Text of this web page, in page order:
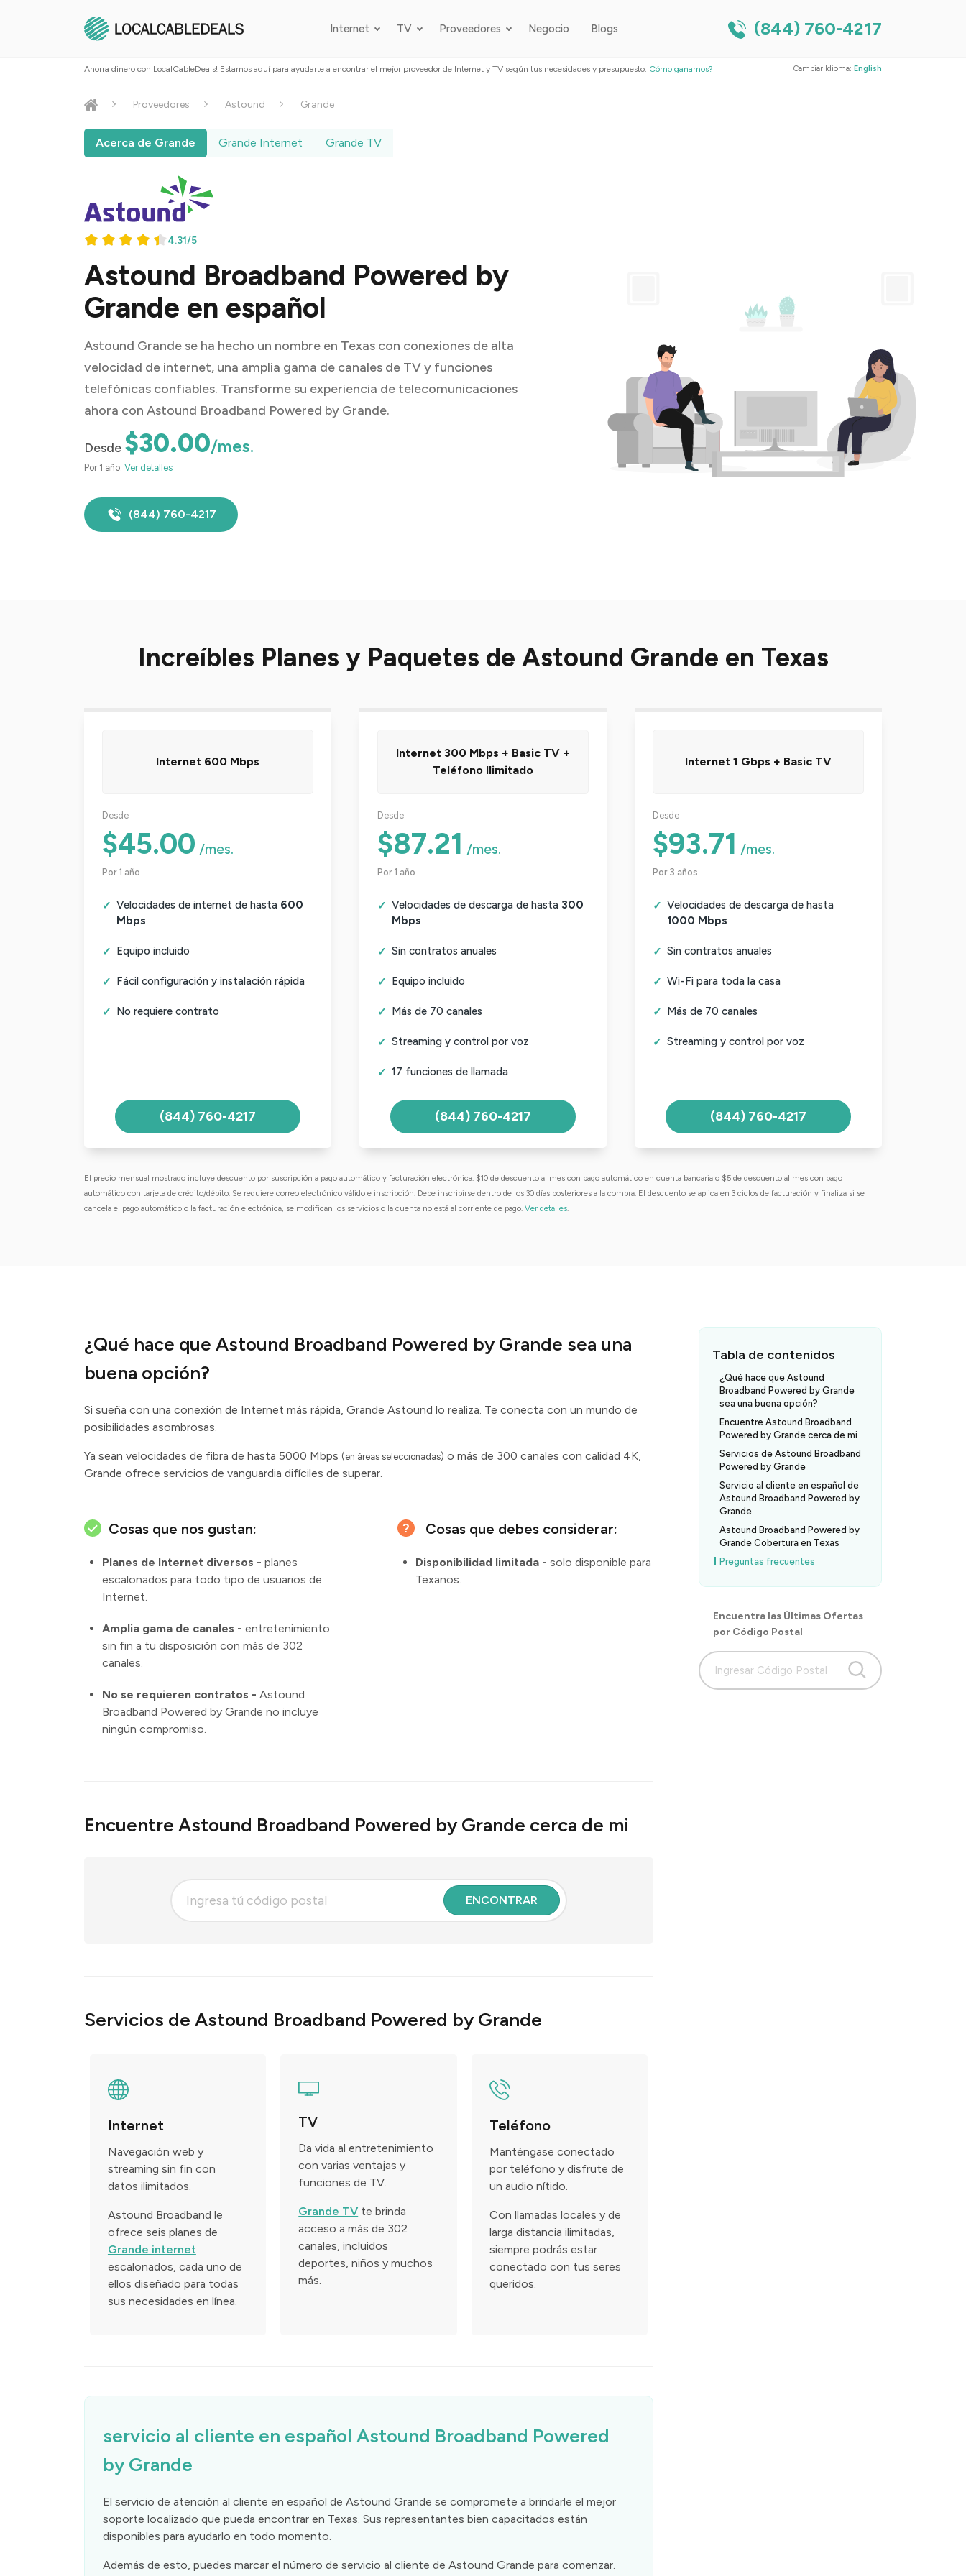
Internet TV Proveedores Negocio Blogs (844) 760-4217
Ahorra dinero con LocalCableDeals! Estamos aquí para ayudarte a encontrar el mejor proveedor de Internet y TV según tus necesidades y presupuesto. Cómo ganamos? Cambiar Idioma: English
Proveedores Astound Grande
Acerca de Grande Grande Internet Grande TV
4.31/5
Astound Broadband Powered by
Grande en español
Astound Grande se ha hecho un nombre en Texas con conexiones de alta
velocidad de internet, una amplia gama de canales de TV y funciones
telefónicas confiables. Transforme su experiencia de telecomunicaciones
ahora con Astound Broadband Powered by Grande.
Desde $30.00/mes.
Por 1 año. Ver detalles
(844) 760-4217
Increíbles Planes y Paquetes de Astound Grande en Texas
Internet 600 Mbps
Desde
$45.00 /mes.
Por 1 año
Velocidades de internet de hasta 600
Mbps
Equipo incluido
Fácil configuración y instalación rápida
No requiere contrato
(844) 760-4217
Internet 300 Mbps + Basic TV +
Teléfono Ilimitado
Desde
$87.21 /mes.
Por 1 año
Velocidades de descarga de hasta 300
Mbps
Sin contratos anuales
Equipo incluido
Más de 70 canales
Streaming y control por voz
17 funciones de llamada
(844) 760-4217
Internet 1 Gbps + Basic TV
Desde
$93.71 /mes.
Por 3 años
Velocidades de descarga de hasta
1000 Mbps
Sin contratos anuales
Wi-Fi para toda la casa
Más de 70 canales
Streaming y control por voz
(844) 760-4217
El precio mensual mostrado incluye descuento por suscripción a pago automático y facturación electrónica. $10 de descuento al mes con pago automático en cuenta bancaria o $5 de descuento al mes con pago
automático con tarjeta de crédito/débito. Se requiere correo electrónico válido e inscripción. Debe inscribirse dentro de los 30 días posteriores a la compra. El descuento se aplica en 3 ciclos de facturación y finaliza si se
cancela el pago automático o la facturación electrónica, se modifican los servicios o la cuenta no está al corriente de pago. Ver detalles.
¿Qué hace que Astound Broadband Powered by Grande sea una
buena opción?
Si sueña con una conexión de Internet más rápida, Grande Astound lo realiza. Te conecta con un mundo de
posibilidades asombrosas.
Ya sean velocidades de fibra de hasta 5000 Mbps (en áreas seleccionadas) o más de 300 canales con calidad 4K,
Grande ofrece servicios de vanguardia difíciles de superar.
Cosas que nos gustan:
Planes de Internet diversos - planes
escalonados para todo tipo de usuarios de
Internet.
Amplia gama de canales - entretenimiento
sin fin a tu disposición con más de 302
canales.
No se requieren contratos - Astound
Broadband Powered by Grande no incluye
ningún compromiso.
Cosas que debes considerar:
Disponibilidad limitada - solo disponible para
Texanos.
Encuentre Astound Broadband Powered by Grande cerca de mi
ENCONTRAR
Servicios de Astound Broadband Powered by Grande
Internet
Navegación web y
streaming sin fin con
datos ilimitados.
Astound Broadband le
ofrece seis planes de
Grande internet
escalonados, cada uno de
ellos diseñado para todas
sus necesidades en línea.
TV
Da vida al entretenimiento
con varias ventajas y
funciones de TV.
Grande TV te brinda
acceso a más de 302
canales, incluidos
deportes, niños y muchos
más.
Teléfono
Manténgase conectado
por teléfono y disfrute de
un audio nítido.
Con llamadas locales y de
larga distancia ilimitadas,
siempre podrás estar
conectado con tus seres
queridos.
servicio al cliente en español Astound Broadband Powered
by Grande
El servicio de atención al cliente en español de Astound Grande se compromete a brindarle el mejor
soporte localizado que pueda encontrar en Texas. Sus representantes bien capacitados están
disponibles para ayudarlo en todo momento.
Además de esto, puedes marcar el número de servicio al cliente de Astound Grande para comenzar.
Tabla de contenidos
¿Qué hace que Astound
Broadband Powered by Grande
sea una buena opción?
Encuentre Astound Broadband
Powered by Grande cerca de mi
Servicios de Astound Broadband
Powered by Grande
Servicio al cliente en español de
Astound Broadband Powered by
Grande
Astound Broadband Powered by
Grande Cobertura en Texas
Preguntas frecuentes
Encuentra las Últimas Ofertas
por Código Postal